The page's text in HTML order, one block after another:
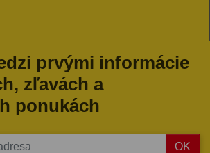
prvými informácie
zľavách a
ponukách
OK